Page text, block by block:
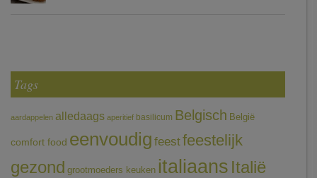
Tags
aardappelen alledaags aperitief basilicum Belgisch België
comfort food eenvoudig feestfeestelijk
gezond grootmoeders keuken italiaans Italië